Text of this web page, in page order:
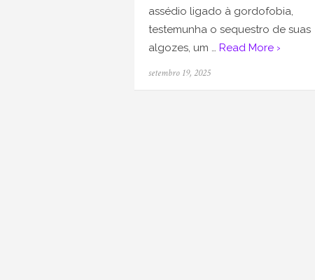
assédio ligado à gordofobia,
testemunha o sequestro de suas
algozes, um … Read More ›
Posted
setembro 19, 2025